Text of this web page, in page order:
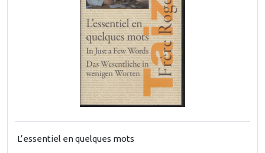
L’essentiel en quelques mots